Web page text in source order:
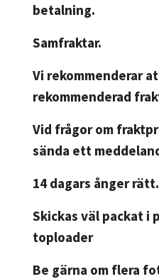
betalning.
Samfraktar.
Vi rekommenderar
rekommenderad
Vid frågor om
sända ett
14 dagars ånger rätt.
Skickas väl packat i
toploader
Be gärna om flera